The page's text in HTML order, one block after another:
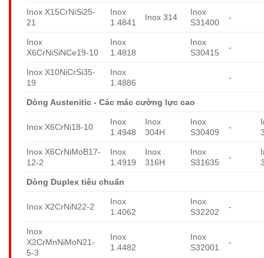
Inox X15CrNiSi25-
21
Inox
1.4841
Inox 314
Inox
S31400
-
Inox
X6CrNiSiNCe19-10
Inox
1.4818
Inox
S30415
-
Inox X10NiCrSi35-
19
Inox
1.4886
-
Dòng Austenitic - Các mác cường lực cao
Inox X6CrNi18-10
Inox
1.4948
Inox
304H
Inox
S30409
-
Inox X6CrNiMoB17-
12-2
Inox
1.4919
Inox
316H
Inox
S31635
-
Dòng Duplex tiêu chuẩn
Inox X2CrNiN22-2
Inox
1.4062
Inox
S32202
-
Inox
X2CrMnNiMoN21-
5-3
Inox
1.4482
Inox
S32001
-